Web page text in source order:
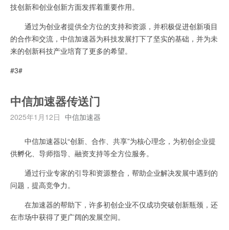
技创新和创业创新方面发挥着重要作用。
通过为创业者提供全方位的支持和资源，并积极促进创新项目
的合作和交流，中信加速器为科技发展打下了坚实的基础，并为未
来的创新科技产业培育了更多的希望。
#3#
中信加速器传送门
2025年1月12日 中信加速器
中信加速器以“创新、合作、共享”为核心理念，为初创企业提
供孵化、导师指导、融资支持等全方位服务。
通过行业专家的引导和资源整合，帮助企业解决发展中遇到的
问题，提高竞争力。
在加速器的帮助下，许多初创企业不仅成功突破创新瓶颈，还
在市场中获得了更广阔的发展空间。